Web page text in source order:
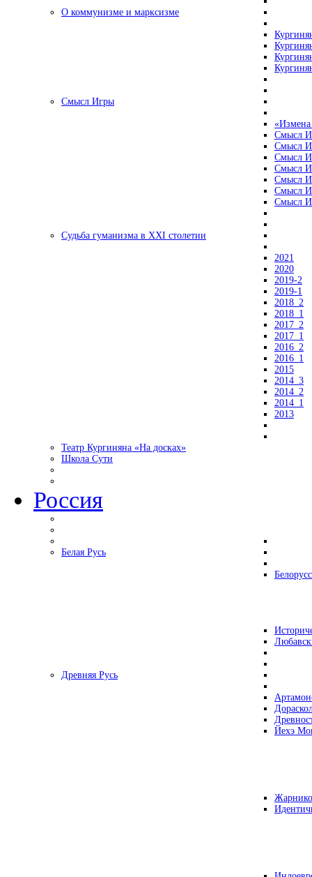
О коммунизме и марксизме
Смысл Игры
«Измена
Смысл
Смысл
Смысл
Смысл
Смысл
Смысл
Смысл
Судьба гуманизма в XXI столетии
2021
2020
2019-2
2019-1
2018_2
2018_1
2017_2
2017_1
2016_2
2016_1
2015
2014_3
2014_2
2014_1
2013
Театр Кургиняна «На досках»
Школа Сути
Россия
Белая Русь
Древняя Русь
Йехэ